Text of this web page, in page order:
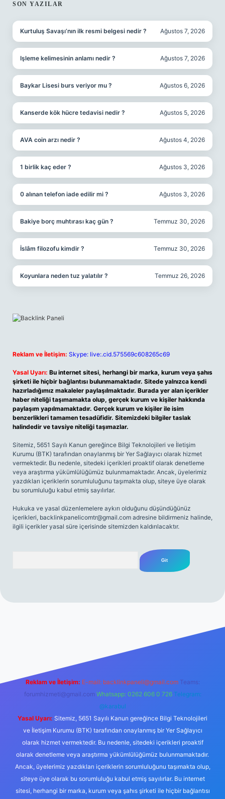
SIDEBAR
SON YAZILAR
Kurtuluş Savaşı’nın ilk resmi belgesi nedir ? Ağustos 7, 2026
Işleme kelimesinin anlamı nedir ? Ağustos 7, 2026
Baykar Lisesi burs veriyor mu ? Ağustos 6, 2026
Kanserde kök hücre tedavisi nedir ? Ağustos 5, 2026
AVA coin arzı nedir ? Ağustos 4, 2026
1 birlik kaç eder ? Ağustos 3, 2026
0 alınan telefon iade edilir mi ? Ağustos 3, 2026
Bakiye borç muhtırası kaç gün ? Temmuz 30, 2026
İslâm filozofu kimdir ? Temmuz 30, 2026
Koyunlara neden tuz yalatılır ? Temmuz 26, 2026
Reklam ve İletişim: Skype: live:.cid.575569c608265c69
Yasal Uyarı: Bu internet sitesi, herhangi bir marka, kurum veya şahıs
şirketi ile hiçbir bağlantısı bulunmamaktadır. Sitede yalnızca kendi
hazırladığımız makaleler paylaşılmaktadır. Burada yer alan içerikler
haber niteliği taşımamakta olup, gerçek kurum ve kişiler hakkında
paylaşım yapılmamaktadır. Gerçek kurum ve kişiler ile isim
benzerlikleri tamamen tesadüfidir. Sitemizdeki bilgiler taslak
halindedir ve tavsiye niteliği taşımazlar.
Sitemiz, 5651 Sayılı Kanun gereğince Bilgi Teknolojileri ve İletişim
Kurumu (BTK) tarafından onaylanmış bir Yer Sağlayıcı olarak hizmet
vermektedir. Bu nedenle, sitedeki içerikleri proaktif olarak denetleme
veya araştırma yükümlülüğümüz bulunmamaktadır. Ancak, üyelerimiz
yazdıkları içeriklerin sorumluluğunu taşımakta olup, siteye üye olarak
bu sorumluluğu kabul etmiş sayılırlar.
Hukuka ve yasal düzenlemelere aykırı olduğunu düşündüğünüz
içerikleri, backlinkpanelicomtr@gmail.com adresine bildirmeniz halinde,
ilgili içerikler yasal süre içerisinde sitemizden kaldırılacaktır.
Reklam ve İletişim: E-mail: backlinkpaneli@gmail.com Teams:
forumhizmeti@gmail.com Whatsapp: 0262 606 0 726 Telegram:
@karabul
Yasal Uyarı: Sitemiz, 5651 Sayılı Kanun gereğince Bilgi Teknolojileri
ve İletişim Kurumu (BTK) tarafından onaylanmış bir Yer Sağlayıcı
olarak hizmet vermektedir. Bu nedenle, sitedeki içerikleri proaktif
olarak denetleme veya araştırma yükümlülüğümüz bulunmamaktadır.
Ancak, üyelerimiz yazdıkları içeriklerin sorumluluğunu taşımakta olup,
siteye üye olarak bu sorumluluğu kabul etmiş sayılırlar. Bu internet
sitesi, herhangi bir marka, kurum veya şahıs şirketi ile hiçbir bağlantısı